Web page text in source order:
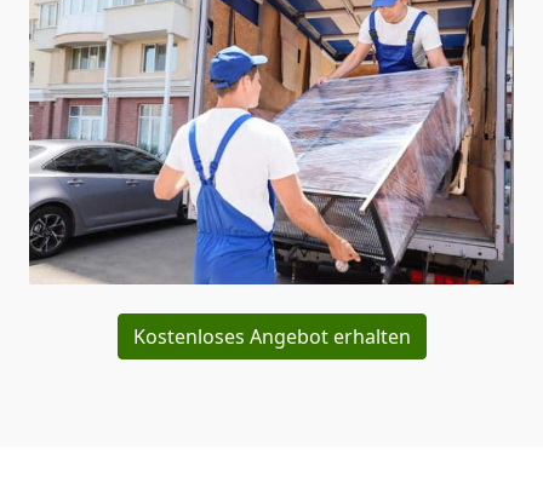
Kostenloses Angebot erhalten